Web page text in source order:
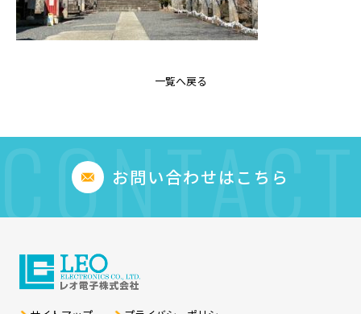
一覧へ戻る
お問い合わせはこちら
CONTACT